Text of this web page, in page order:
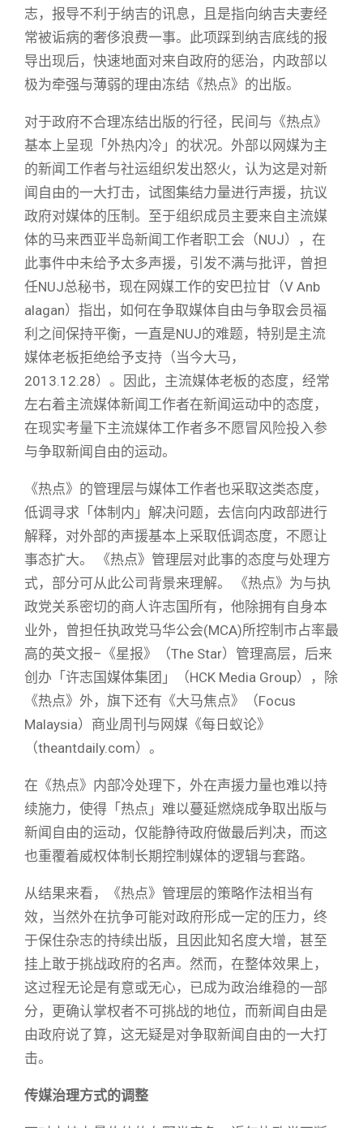
志，报导不利于纳吉的讯息，且是指向纳吉夫妻经
常被诟病的奢侈浪费一事。此项踩到纳吉底线的报
导出现后，快速地面对来自政府的惩治，内政部以
极为牵强与薄弱的理由冻结《热点》的出版。
对于政府不合理冻结出版的行径，民间与《热点》
基本上呈现「外热内冷」的状况。外部以网媒为主
的新闻工作者与社运组织发出怒火，认为这是对新
闻自由的一大打击，试图集结力量进行声援，抗议
政府对媒体的压制。至于组织成员主要来自主流媒
体的马来西亚半岛新闻工作者职工会（NUJ），在
此事件中未给予太多声援，引发不满与批评，曾担
任NUJ总秘书，现在网媒工作的安巴拉甘（V Anb​​
alagan）指出，如何在争取媒体自由与争取会员福
利之间保持平衡，一直是NUJ的难题，特别是主流
媒体老板拒绝给予支持（当今大马，
2013.12.28）。因此，主流媒体老板的态度，经常
左右着主流媒体新闻工作者在新闻运动中的态度，
在现实考量下主流媒体工作者多不愿冒风险投入参
与争取新闻自由的运动。
《热点》的管理层与媒体工作者也采取这类态度，
低调寻求「体制内」解决问题，去信向内政部进行
解释，对外部的声援基本上采取低调态度，不愿让
事态扩大。 《热点》管理层对此事的态度与处理方
式，部分可从此公司背景来理解。 《热点》为与执
政党关系密切的商人许志国所有，他除拥有自身本
业外，曾担任执政党马华公会(MCA)所控制市占率最
高的英文报–《星报》（The Star）管理高层，后来
创办「许志国媒体集团」（HCK Media Group），除
《热点》外，旗下还有《大马焦点》（Focus
Malaysia）商业周刊与网媒《每日蚁论》
（theantdaily.com）。
在《热点》内部冷处理下，外在声援力量也难以持
续施力，使得「热点」难以蔓延燃烧成争取出版与
新闻自由的运动，仅能静待政府做最后判决，而这
也重覆着威权体制长期控制媒体的逻辑与套路。
从结果来看，《热点》管理层的策略作法相当有
效，当然外在抗争可能对政府形成一定的压力，终
于保住杂志的持续出版，且因此知名度大增，甚至
挂上敢于挑战政府的名声。然而，在整体效果上，
这过程无论是有意或无心，已成为政治维稳的一部
分，更确认掌权者不可挑战的地位，而新闻自由是
由政府说了算，这无疑是对争取新闻自由的一大打
击。
传媒治理方式的调整